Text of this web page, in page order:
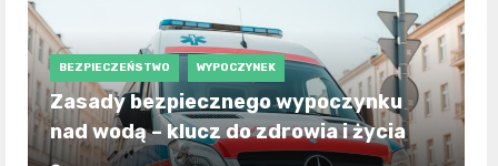
BEZPIECZEŃSTWO WYPOCZYNEK
Zasady bezpiecznego wypoczynku
nad wodą – klucz do zdrowia i życia